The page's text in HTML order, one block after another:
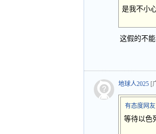
是我不小
这假的不
地球人2025 [
有态度网友
等待以色